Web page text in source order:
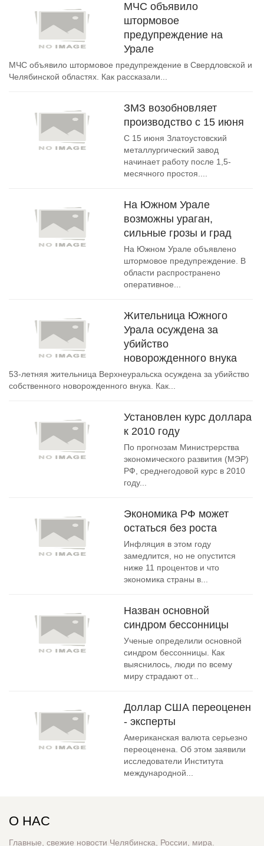
МЧС объявило
штормовое
предупреждение на
Урале
МЧС объявило штормовое предупреждение в Свердловской и
Челябинской областях. Как рассказали...
ЗМЗ возобновляет
производство с 15 июня
С 15 июня Златоустовский
металлургический завод
начинает работу после 1,5-
месячного простоя....
На Южном Урале
возможны ураган,
сильные грозы и град
На Южном Урале объявлено
штормовое предупреждение. В
области распространено
оперативное...
Жительница Южного
Урала осуждена за
убийство
новорожденного внука
53-летняя жительница Верхнеуральска осуждена за убийство
собственного новорожденного внука. Как...
Установлен курс доллара
к 2010 году
По прогнозам Министрерства
экономического развития (МЭР)
РФ, среднегодовой курс в 2010
году...
Экономика РФ может
остаться без роста
Инфляция в этом году
замедлится, но не опустится
ниже 11 процентов и что
экономика страны в...
Назван основной
синдром бессонницы
Ученые определили основной
синдром бессонницы. Как
выяснилось, люди по всему
миру страдают от...
Доллар США переоценен
- эксперты
Американская валюта серьезно
переоценена. Об этом заявили
исследователи Института
международной...
О НАС
Главные, свежие новости Челябинска, России, мира.